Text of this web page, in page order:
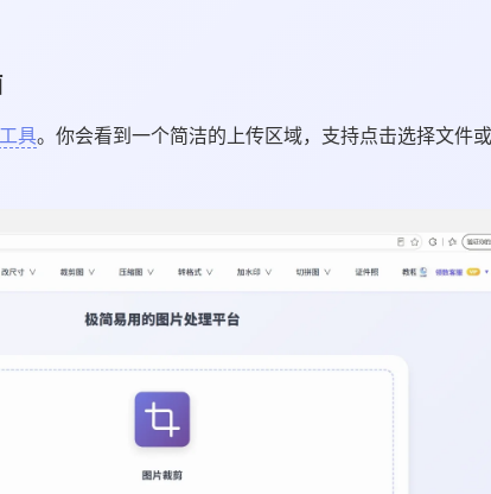
具。你会看到一个简洁的上传区域，支持点击选择文件